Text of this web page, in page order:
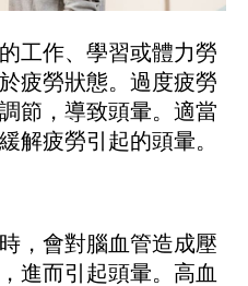
作、學習或體力勞
疲勞狀態。過度疲勞
節，導致頭暈。適當
解疲勞引起的頭暈。
會對腦血管造成壓
進而引起頭暈。高血